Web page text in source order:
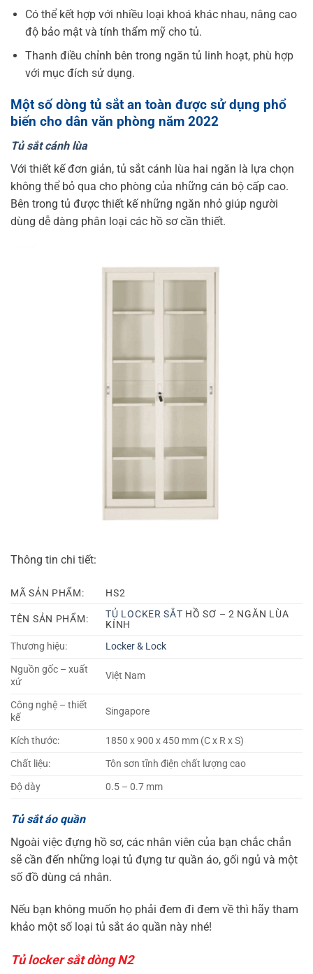
Có thể kết hợp với nhiều loại khoá khác nhau, nâng cao
độ bảo mật và tính thẩm mỹ cho tủ.
Thanh điều chỉnh bên trong ngăn tủ linh hoạt, phù hợp
với mục đích sử dụng.
Một số dòng tủ sắt an toàn được sử dụng phổ
biến cho dân văn phòng năm 2022
Tủ sắt cánh lùa
Với thiết kế đơn giản, tủ sắt cánh lùa hai ngăn là lựa chọn
không thể bỏ qua cho phòng của những cán bộ cấp cao.
Bên trong tủ được thiết kế những ngăn nhỏ giúp người
dùng dễ dàng phân loại các hồ sơ cần thiết.
Thông tin chi tiết:
MÃ SẢN PHẨM: HS2
TÊN SẢN PHẨM: TỦ LOCKER SẮT HỒ SƠ – 2 NGĂN LÙA
KÍNH
Thương hiệu:
Locker & Lock
Nguồn gốc – xuất
xứ
Việt Nam
Công nghệ – thiết
kế
Singapore
Kích thước:
1850 x 900 x 450 mm (C x R x S)
Chất liệu:
Tôn sơn tĩnh điện chất lượng cao
Độ dày
0.5 – 0.7 mm
Tủ sắt áo quần
Ngoài việc đựng hồ sơ, các nhân viên của bạn chắc chắn
sẽ cần đến những loại tủ đựng tư quần áo, gối ngủ và một
số đồ dùng cá nhân.
Nếu bạn không muốn họ phải đem đi đem về thì hãy tham
khảo một số loại tủ sắt áo quần này nhé!
Tủ locker sắt dòng N2